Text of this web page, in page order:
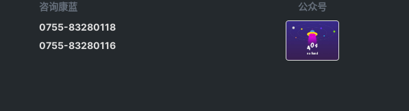
咨询康蓝
0755-83280118
0755-83280116
公众号